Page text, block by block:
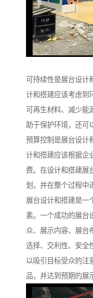
可持续性是展台设计
计和搭建应该考虑到
可再生材料、减少能
助于保护环境，还可
预算控制是展台设计
计和搭建应该根据企
费。在设计和搭建展
划，并在整个过程中
展台设计和搭建是一
素。一个成功的展台
众、展示内容、展台
选择、交利性、安全
以吸引目标受众的注
品，并达到预期的展